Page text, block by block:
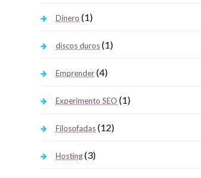
Dinero (1)
discos duros(1)
Emprender(4)
Experimento SEO (1)
Filosofadas(12)
Hosting(3)